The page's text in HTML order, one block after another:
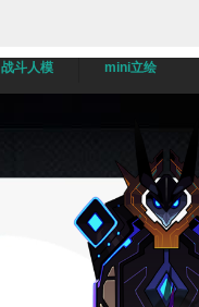
战斗人模 mini立绘